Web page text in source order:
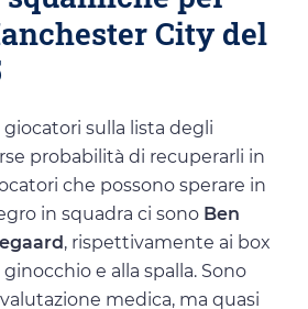
City del
sulla lista degli
probabilità di recuperarli in
che possono sperare in
in squadra ci sono Ben
, rispettivamente ai box
e alla spalla. Sono
medica, ma quasi